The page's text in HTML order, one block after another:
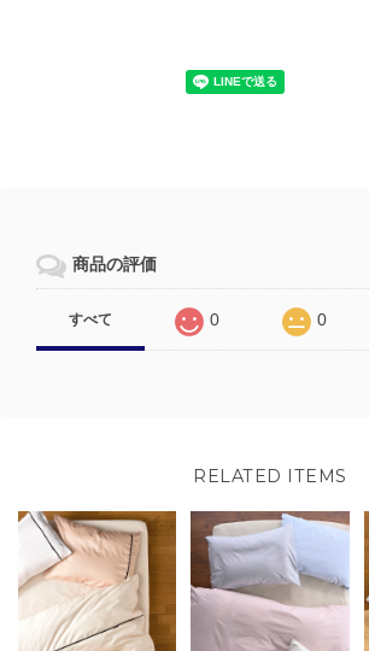
商品の評価
すべて 0 0
RELATED ITEMS